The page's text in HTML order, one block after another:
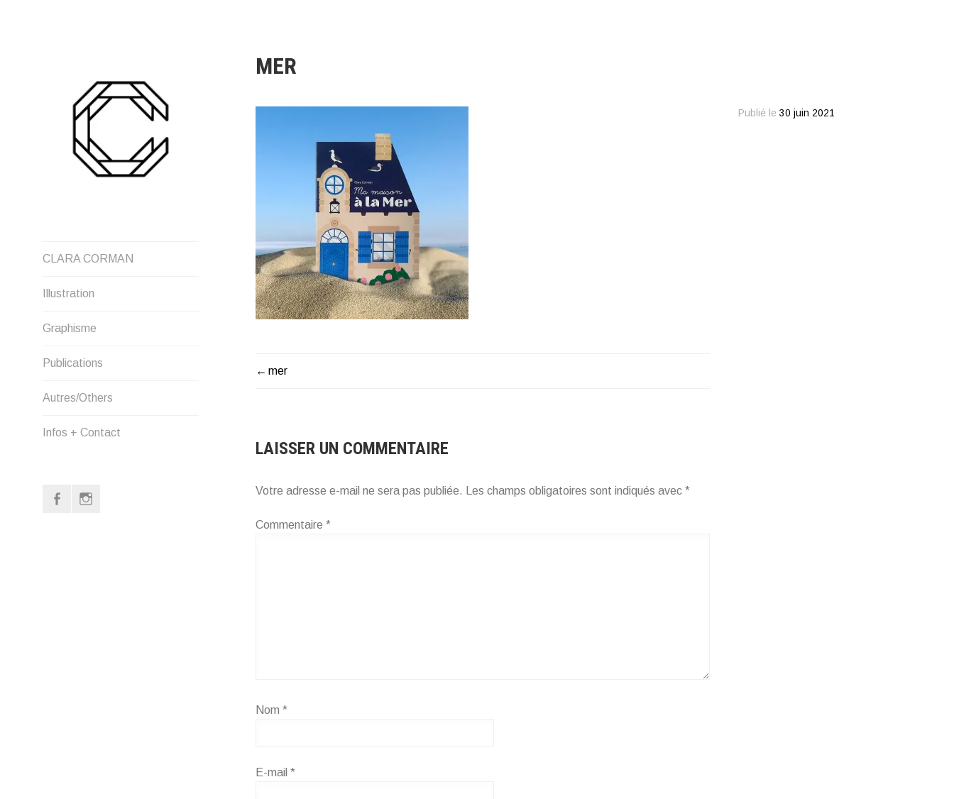
CLARA CORMAN
Illustration
Graphisme
Publications
Autres/Others
Infos + Contact
Facebook
Page
MER
Publié le30 juin 2021
NAVIGATION
L’ARTICLE
mer
LAISSER UN COMMENTAIRE
Votre adresse e-mail ne sera pas publiée. Les champs obligatoires sont indiqués avec *
Commentaire *
Nom *
E-mail *